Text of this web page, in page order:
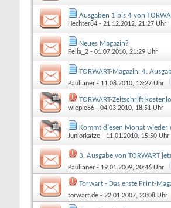
Ausgaben 1 bis 4 von
Hechter84 - 21.12.2012, 21:27 Uhr
Neues Magazin?
Felix_2 - 01.07.2010, 21:29 Uhr
TORWART-Magazin: 4.
Paulianer - 11.08.2010, 13:27 Uhr
TORWART-Zeitschrift
wiepie86 - 04.03.2010, 18:51 Uhr
Kommt diesen Monat wieder
Juniorkatze - 11.01.2010, 15:50 Uhr
3. Ausgabe von TORWART
Paulianer - 19.01.2009, 20:46 Uhr
Torwart - Das erste Print-
torwart.de - 22.01.2007, 23:08 Uhr